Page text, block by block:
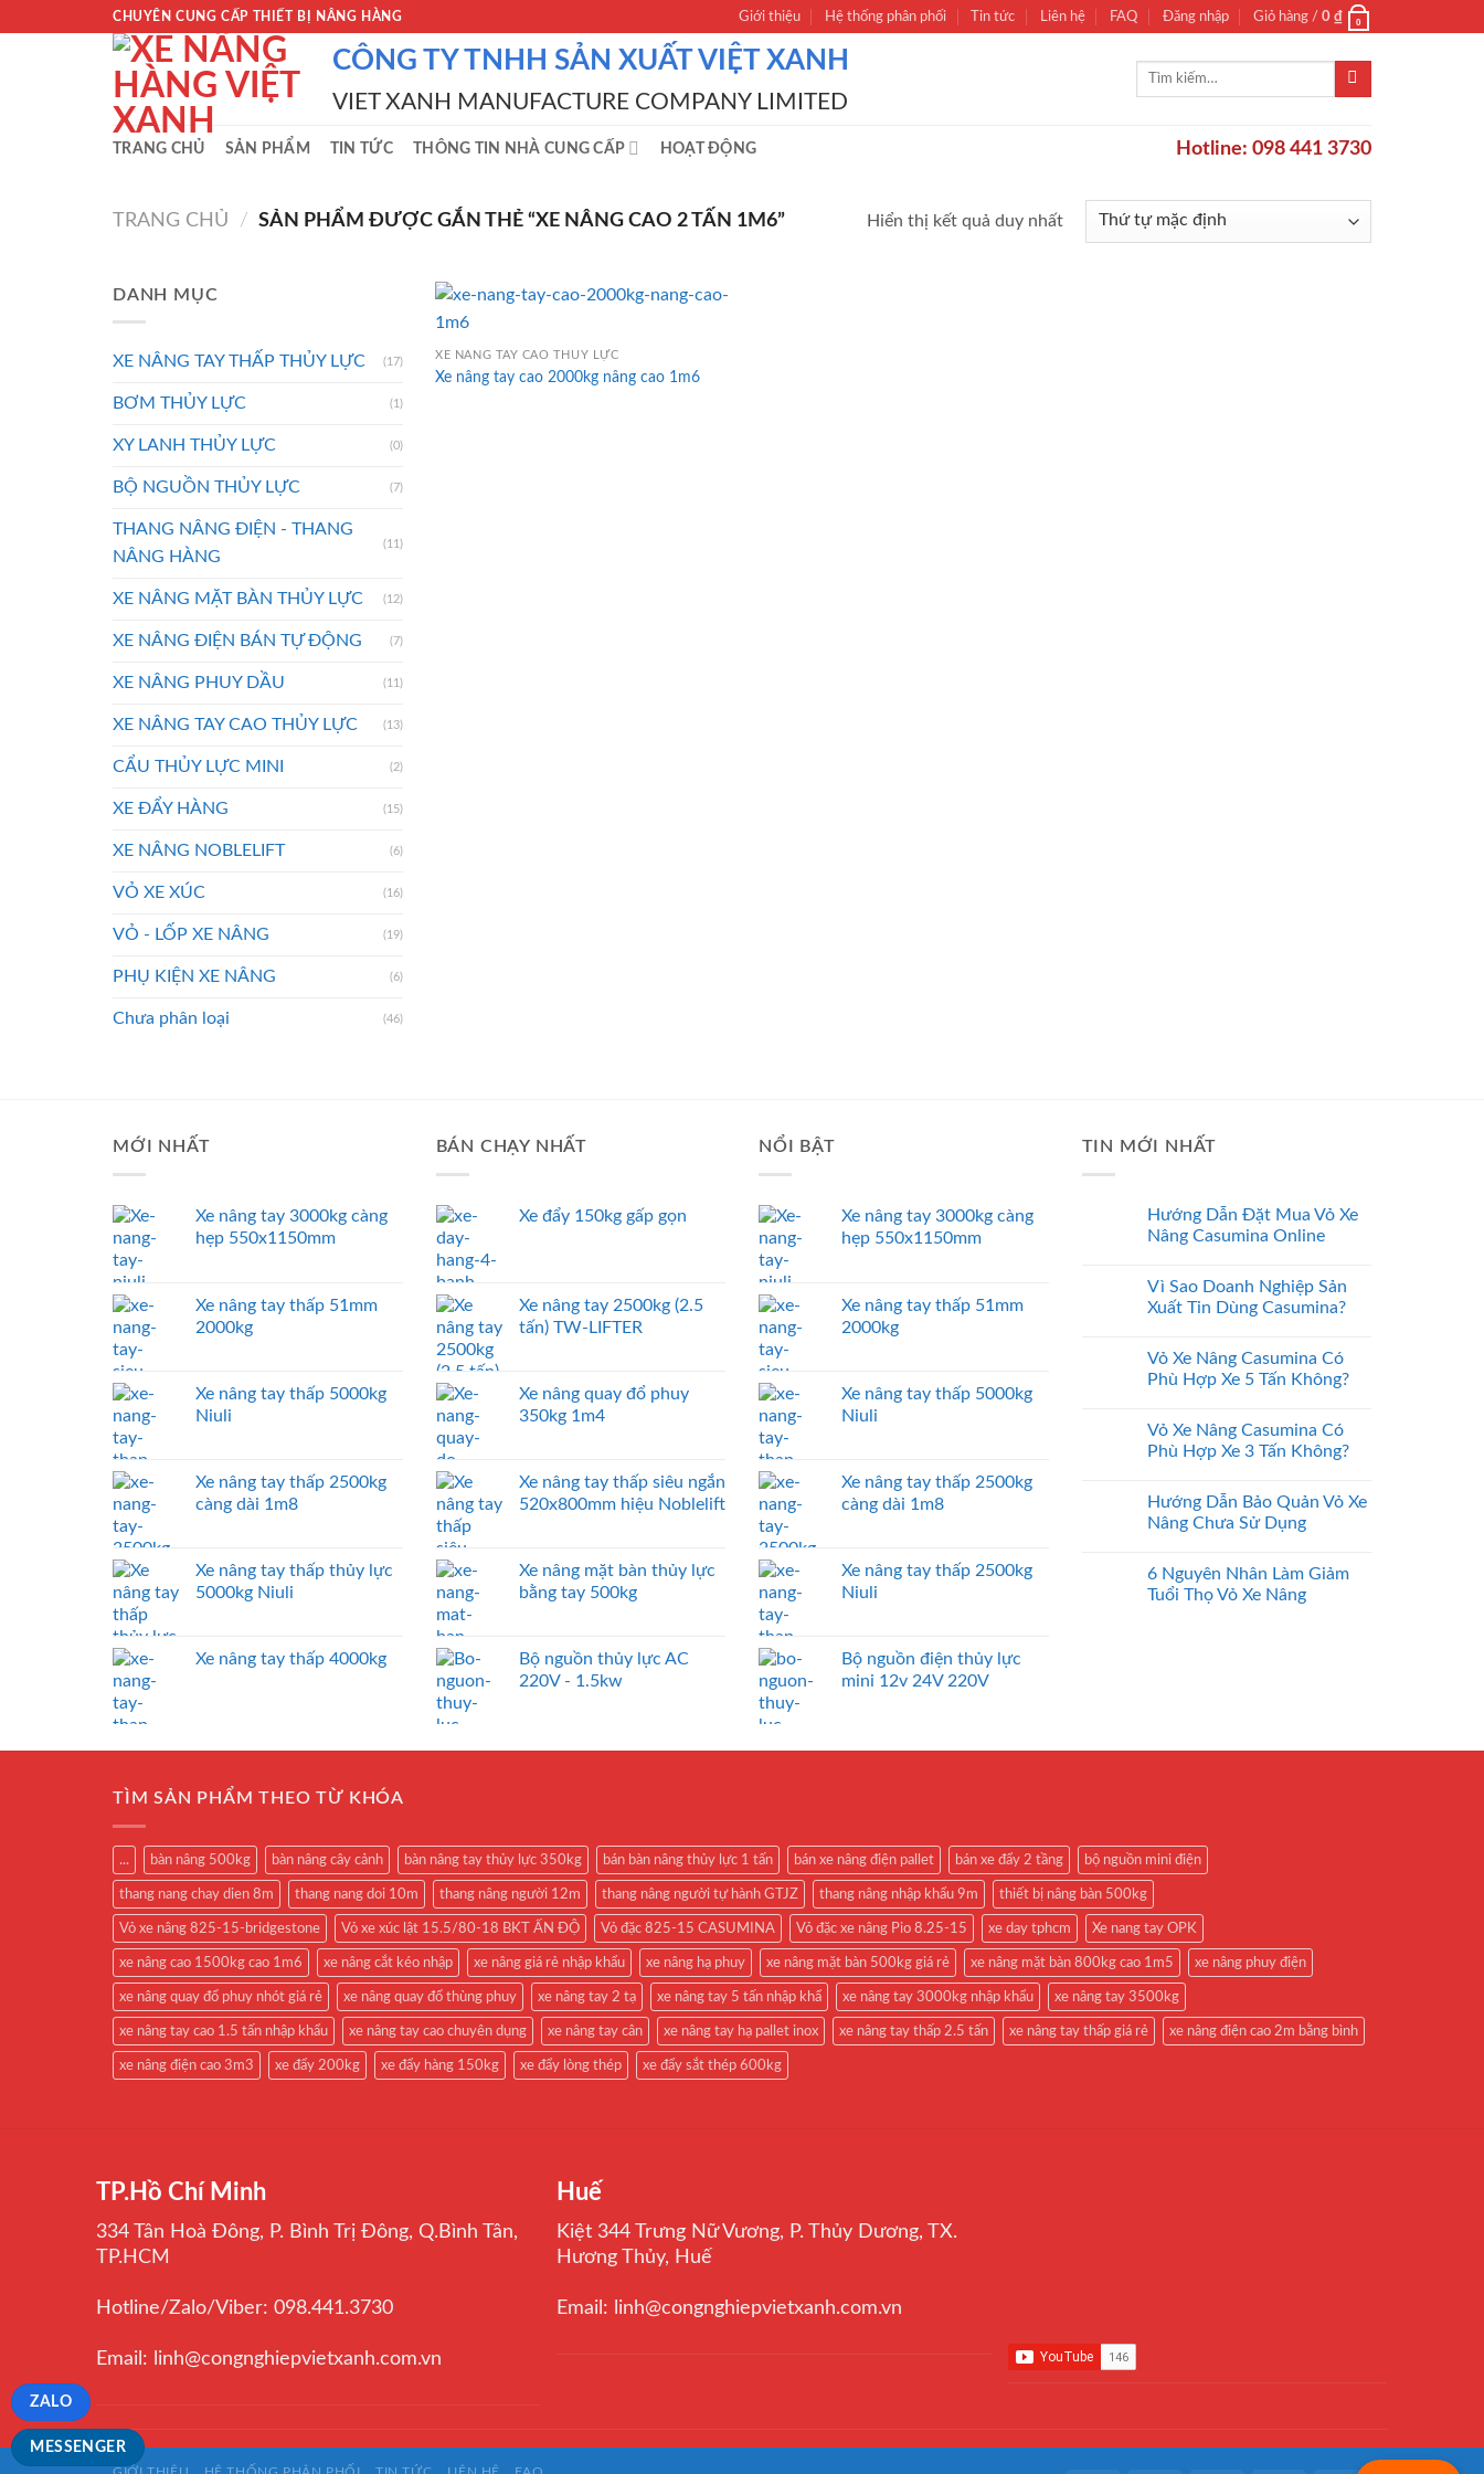
CHUYÊN CUNG CẤP THIẾT BỊ NÂNG HÀNG Giới thiệu Hệ thống phân phối Tin tức Liên hệ FAQ Đăng nhập Giỏ hàng / 0 ₫ 0
CÔNG TY TNHH SẢN XUẤT VIỆT XANH
VIET XANH MANUFACTURE COMPANY LIMITED
Tìm
TRANG CHỦ SẢN PHẨM TIN TỨC THÔNG TIN NHÀ CUNG CẤP HOẠT ĐỘNG Hotline: 098 441 3730
TRANG CHỦ / SẢN PHẨM ĐƯỢC GẮN THẺ “XE NÂNG CAO 2 TẤN 1M6” Hiển thị kết quả duy nhất
DANH MỤC
XE NÂNG TAY THẤP THỦY LỰC (17)
BƠM THỦY LỰC (1)
XY LANH THỦY LỰC (0)
BỘ NGUỒN THỦY LỰC (7)
THANG NÂNG ĐIỆN - THANG
NÂNG HÀNG
(11)
XE NÂNG MẶT BÀN THỦY LỰC (12)
XE NÂNG ĐIỆN BÁN TỰ ĐỘNG (7)
XE NÂNG PHUY DẦU (11)
XE NÂNG TAY CAO THỦY LỰC (13)
CẨU THỦY LỰC MINI (2)
XE ĐẨY HÀNG (15)
XE NÂNG NOBLELIFT (6)
VỎ XE XÚC (16)
VỎ - LỐP XE NÂNG (19)
PHỤ KIỆN XE NÂNG (6)
Chưa phân loại (46)
XE NÂNG TAY CAO THỦY LỰC
Xe nâng tay cao 2000kg nâng cao 1m6
MỚI NHẤT
Xe nâng tay 3000kg càng
hẹp 550x1150mm
Xe nâng tay thấp 51mm
2000kg
Xe nâng tay thấp 5000kg
Niuli
Xe nâng tay thấp 2500kg
càng dài 1m8
Xe nâng tay thấp thủy lực
5000kg Niuli
Xe nâng tay thấp 4000kg
BÁN CHẠY NHẤT
Xe đẩy 150kg gấp gọn
Xe nâng tay 2500kg (2.5
tấn) TW-LIFTER
Xe nâng quay đổ phuy
350kg 1m4
Xe nâng tay thấp siêu ngắn
520x800mm hiệu Noblelift
Xe nâng mặt bàn thủy lực
bằng tay 500kg
Bộ nguồn thủy lực AC
220V - 1.5kw
NỔI BẬT
Xe nâng tay 3000kg càng
hẹp 550x1150mm
Xe nâng tay thấp 51mm
2000kg
Xe nâng tay thấp 5000kg
Niuli
Xe nâng tay thấp 2500kg
càng dài 1m8
Xe nâng tay thấp 2500kg
Niuli
Bộ nguồn điện thủy lực
mini 12v 24V 220V
TIN MỚI NHẤT
Hướng Dẫn Đặt Mua Vỏ Xe
Nâng Casumina Online
Vì Sao Doanh Nghiệp Sản
Xuất Tin Dùng Casumina?
Vỏ Xe Nâng Casumina Có
Phù Hợp Xe 5 Tấn Không?
Vỏ Xe Nâng Casumina Có
Phù Hợp Xe 3 Tấn Không?
Hướng Dẫn Bảo Quản Vỏ Xe
Nâng Chưa Sử Dụng
6 Nguyên Nhân Làm Giảm
Tuổi Thọ Vỏ Xe Nâng
TÌM SẢN PHẨM THEO TỪ KHÓA
... bàn nâng 500kg bàn nâng cây cảnh bàn nâng tay thủy lực 350kg bán bàn nâng thủy lực 1 tấn bán xe nâng điện pallet bán xe đẩy 2 tầng bộ nguồn mini điện
thang nang chay dien 8m thang nang doi 10m thang nâng người 12m thang nâng người tự hành GTJZ thang nâng nhập khẩu 9m thiết bị nâng bàn 500kg
Vỏ xe nâng 825-15-bridgestone Vỏ xe xúc lật 15.5/80-18 BKT ẤN ĐỘ Vỏ đặc 825-15 CASUMINA Vỏ đặc xe nâng Pio 8.25-15 xe day tphcm Xe nang tay OPK
xe nâng cao 1500kg cao 1m6 xe nâng cắt kéo nhập xe nâng giá rẻ nhập khẩu xe nâng hạ phuy xe nâng mặt bàn 500kg giá rẻ xe nâng mặt bàn 800kg cao 1m5 xe nâng phuy điện
xe nâng quay đổ phuy nhót giá rẻ xe nâng quay đổ thùng phuy xe nâng tay 2 tạ xe nâng tay 5 tấn nhập khẩ xe nâng tay 3000kg nhập khẩu xe nâng tay 3500kg
xe nâng tay cao 1.5 tấn nhập khẩu xe nâng tay cao chuyên dụng xe nâng tay cân xe nâng tay hạ pallet inox xe nâng tay thấp 2.5 tấn xe nâng tay thấp giá rẻ xe nâng điện cao 2m bằng bình
xe nâng điện cao 3m3 xe đẩy 200kg xe đẩy hàng 150kg xe đẩy lòng thép xe đẩy sắt thép 600kg
TP.Hồ Chí Minh
334 Tân Hoà Đông, P. Bình Trị Đông, Q.Bình Tân,
TP.HCM
Hotline/Zalo/Viber: 098.441.3730
Email: linh@congnghiepvietxanh.com.vn
Huế
Kiệt 344 Trưng Nữ Vương, P. Thủy Dương, TX.
Hương Thủy, Huế
Email: linh@congnghiepvietxanh.com.vn
GIỚI THIỆU HỆ THỐNG PHÂN PHỐI TIN TỨC LIÊN HỆ FAQ
MESSENGER
ZALO